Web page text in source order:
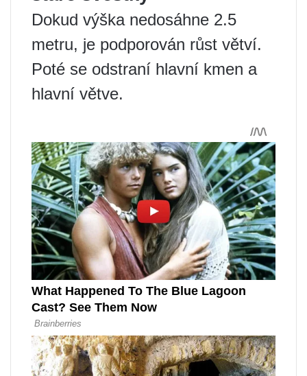
Dokud výška nedosáhne 2.5
metru, je podporován růst větví.
Poté se odstraní hlavní kmen a
hlavní větve.